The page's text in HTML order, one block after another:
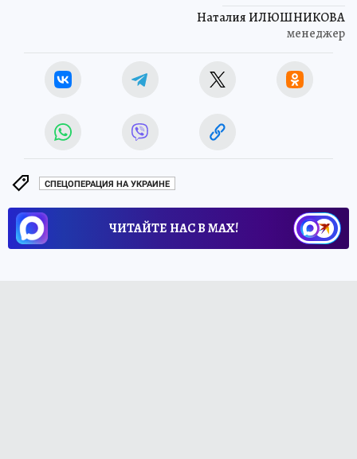
Наталия ИЛЮШНИКОВА
менеджер
СПЕЦОПЕРАЦИЯ НА УКРАИНЕ
ЧИТАЙТЕ НАС В МАХ!